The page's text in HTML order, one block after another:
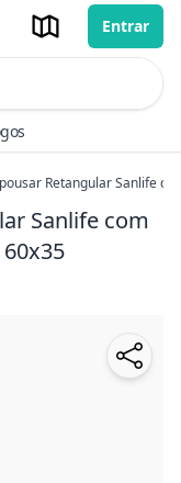
Entrar
Retangular Sanlife
Sanlife com
60x35